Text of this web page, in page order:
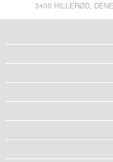
3400 HILLERØD,